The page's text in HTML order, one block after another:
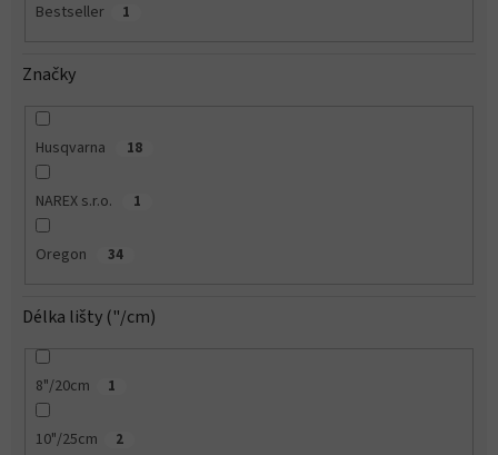
Bestseller 1
Značky
Husqvarna 18
NAREX s.r.o. 1
Oregon 34
Délka lišty ("/cm)
8"/20cm 1
10"/25cm 2